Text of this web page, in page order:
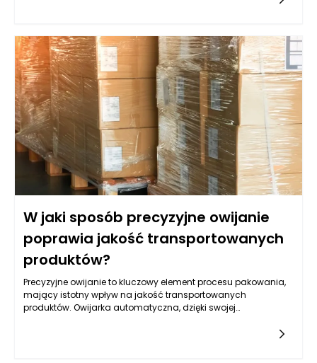
wykorzystywania w kontekście uzyskiwania pożyczek.
Kluczowym czynnikiem jest ich wartość rynkowa,
przyszłościowe możliwości zysku oraz rodzaj biznesu, który
przedsiębiorca prowadzi.
W jaki sposób precyzyjne owijanie
poprawia jakość transportowanych
produktów?
Precyzyjne owijanie to kluczowy element procesu pakowania,
mający istotny wpływ na jakość transportowanych
produktów. Owijarka automatyczna, dzięki swojej